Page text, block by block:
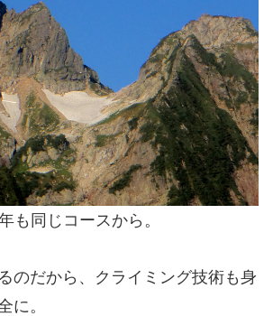
も同じコースから。
のだから、クライミング技術も身
に。